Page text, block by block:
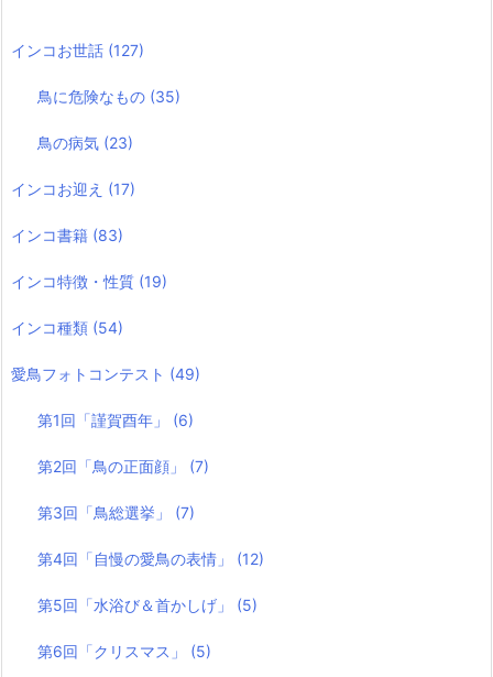
インコお世話 (127)
鳥に危険なもの (35)
鳥の病気 (23)
インコお迎え (17)
インコ書籍 (83)
インコ特徴・性質 (19)
インコ種類 (54)
愛鳥フォトコンテスト (49)
第1回「謹賀酉年」 (6)
第2回「鳥の正面顔」 (7)
第3回「鳥総選挙」 (7)
第4回「自慢の愛鳥の表情」 (12)
第5回「水浴び＆首かしげ」 (5)
第6回「クリスマス」 (5)